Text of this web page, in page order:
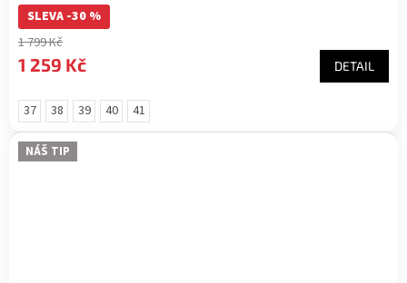
SLEVA -30 %
1 799 Kč
1 259 Kč DETAIL
37 38 39 40 41
NÁŠ TIP